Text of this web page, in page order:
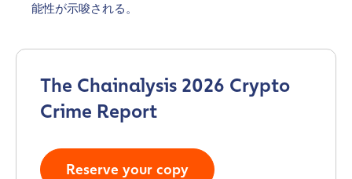
能性が示唆される。
The Chainalysis 2026 Crypto
Crime Report
Reserve your copy